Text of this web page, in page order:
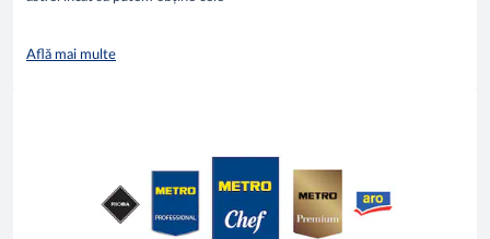
Află mai multe